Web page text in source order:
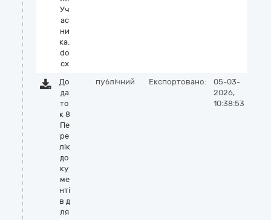
Уч
ас
ни
ка.
do
cx
До
да
то
к 8
Пе
ре
лік
до
ку
ме
нті
в д
ля
публічний Експортовано:
05-03-
2026,
10:38:53